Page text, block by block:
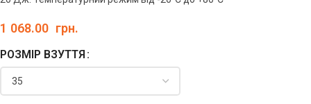
1 068.00 грн.
РОЗМІР ВЗУТТЯ